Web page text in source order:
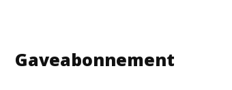
Gaveabonnement